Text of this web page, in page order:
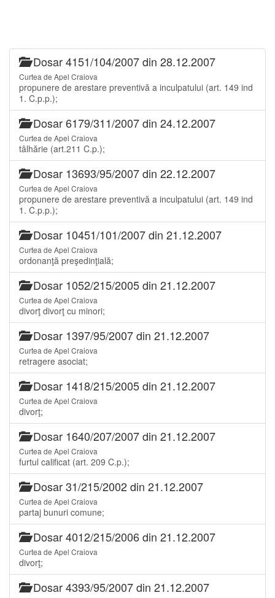
Dosar 4151/104/2007 din 28.12.2007
Curtea de Apel Craiova
propunere de arestare preventivă a inculpatului (art. 149 ind
1. C.p.p.);
Dosar 6179/311/2007 din 24.12.2007
Curtea de Apel Craiova
tâlhărie (art.211 C.p.);
Dosar 13693/95/2007 din 22.12.2007
Curtea de Apel Craiova
propunere de arestare preventivă a inculpatului (art. 149 ind
1. C.p.p.);
Dosar 10451/101/2007 din 21.12.2007
Curtea de Apel Craiova
ordonanţă preşedinţială;
Dosar 1052/215/2005 din 21.12.2007
Curtea de Apel Craiova
divorţ divorţ cu minori;
Dosar 1397/95/2007 din 21.12.2007
Curtea de Apel Craiova
retragere asociat;
Dosar 1418/215/2005 din 21.12.2007
Curtea de Apel Craiova
divorţ;
Dosar 1640/207/2007 din 21.12.2007
Curtea de Apel Craiova
furtul calificat (art. 209 C.p.);
Dosar 31/215/2002 din 21.12.2007
Curtea de Apel Craiova
partaj bunuri comune;
Dosar 4012/215/2006 din 21.12.2007
Curtea de Apel Craiova
divorţ;
Dosar 4393/95/2007 din 21.12.2007